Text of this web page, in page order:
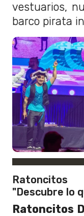
vestuarios,
barco pirata
"Descubre lo
Ratoncitos